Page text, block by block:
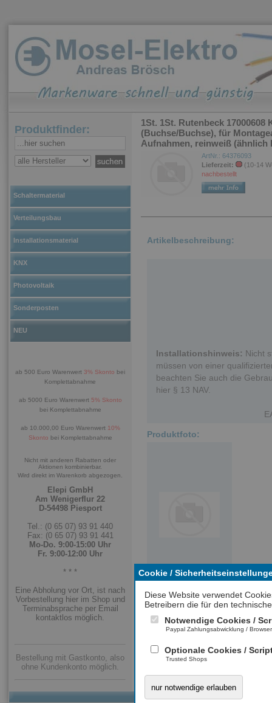
Cookie /
Diese Website verwendet
Betreibern die für den
Notwendige Cookies /
Paypal Zahlungsabwicklung /
Optionale Cookies /
Trusted Shops
nur notwendige erlauben
Produktfinder:
Schaltermaterial
Verteilungsbau
Installationsmaterial
KNX
Photovoltaik
Sonderposten
NEU
ab 500 Euro Warenwert 3% Skonto bei
Komplettabnahme
ab 5000 Euro Warenwert 5% Skonto
bei Komplettabnahme
ab 10.000,00 Euro Warenwert 10%
Skonto bei Komplettabnahme
Nicht mit anderen Rabatten oder
Aktionen kombinierbar.
Wird direkt im Warenkorb abgezogen.
Elepi GmbH
Am Wenigerflur 22
D-54498 Piesport
Tel.: (0 65 07) 93 91 440
Fax: (0 65 07) 93 91 441
Mo-Do. 9:00-15:00 Uhr
Fr. 9:00-12:00 Uhr
* * *
Eine Abholung vor Ort, ist nach
Vorbestellung hier im Shop und
Terminabsprache per Email
kontaktlos möglich.
Bestellung mit Gastkonto, also
ohne Kundenkonto möglich.
1St. 1St. Rutenbeck
(Buchse/Buchse), für
Aufnahmen, reinweiß (ähnlich
ArtNr.: 64376093
Lieferzeit:
(10-14
nachbestellt
Artikelbeschreibung:
Installationshinweis: Nicht
müssen von einer
beachten Sie auch die
hier § 13 NAV.
Produktfoto: